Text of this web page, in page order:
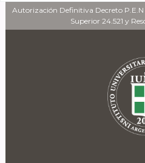
Autorización Definitiva Decreto P.E.N
Superior 24.521 y